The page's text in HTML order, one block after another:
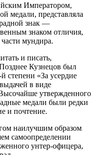
йским Императором,
медали, представляла
знак —
знаком отличия,
мундира.
и писать,
Кузнецов был
степени «За усердие
в виде
утвержденного
медали были редки
и почтение.
наилучшим образом
самоопределении
унтер-офицера,